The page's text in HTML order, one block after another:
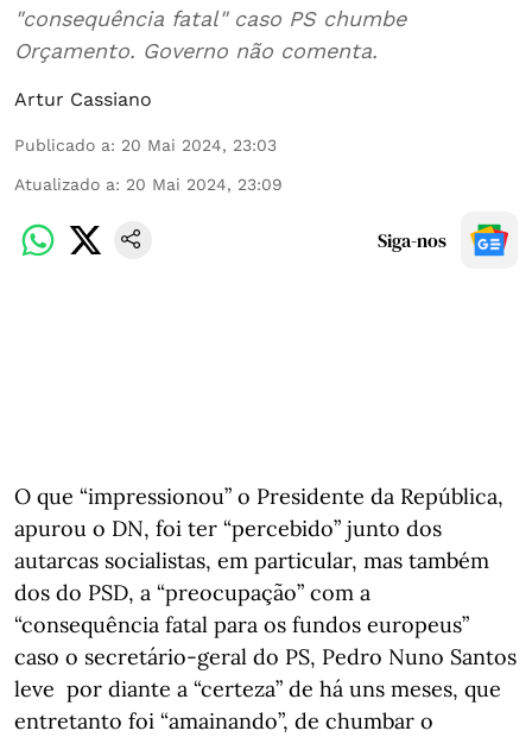
"consequência fatal" caso PS chumbe
Orçamento. Governo não comenta.
Artur Cassiano
Publicado a: 20 Mai 2024, 23:03
Atualizado a: 20 Mai 2024, 23:09
Siga-nos
O que “impressionou” o Presidente da República,
apurou o DN, foi ter “percebido” junto dos
autarcas socialistas, em particular, mas também
dos do PSD, a “preocupação” com a
“consequência fatal para os fundos europeus”
caso o secretário-geral do PS, Pedro Nuno Santos
leve por diante a “certeza” de há uns meses, que
entretanto foi “amainando”, de chumbar o